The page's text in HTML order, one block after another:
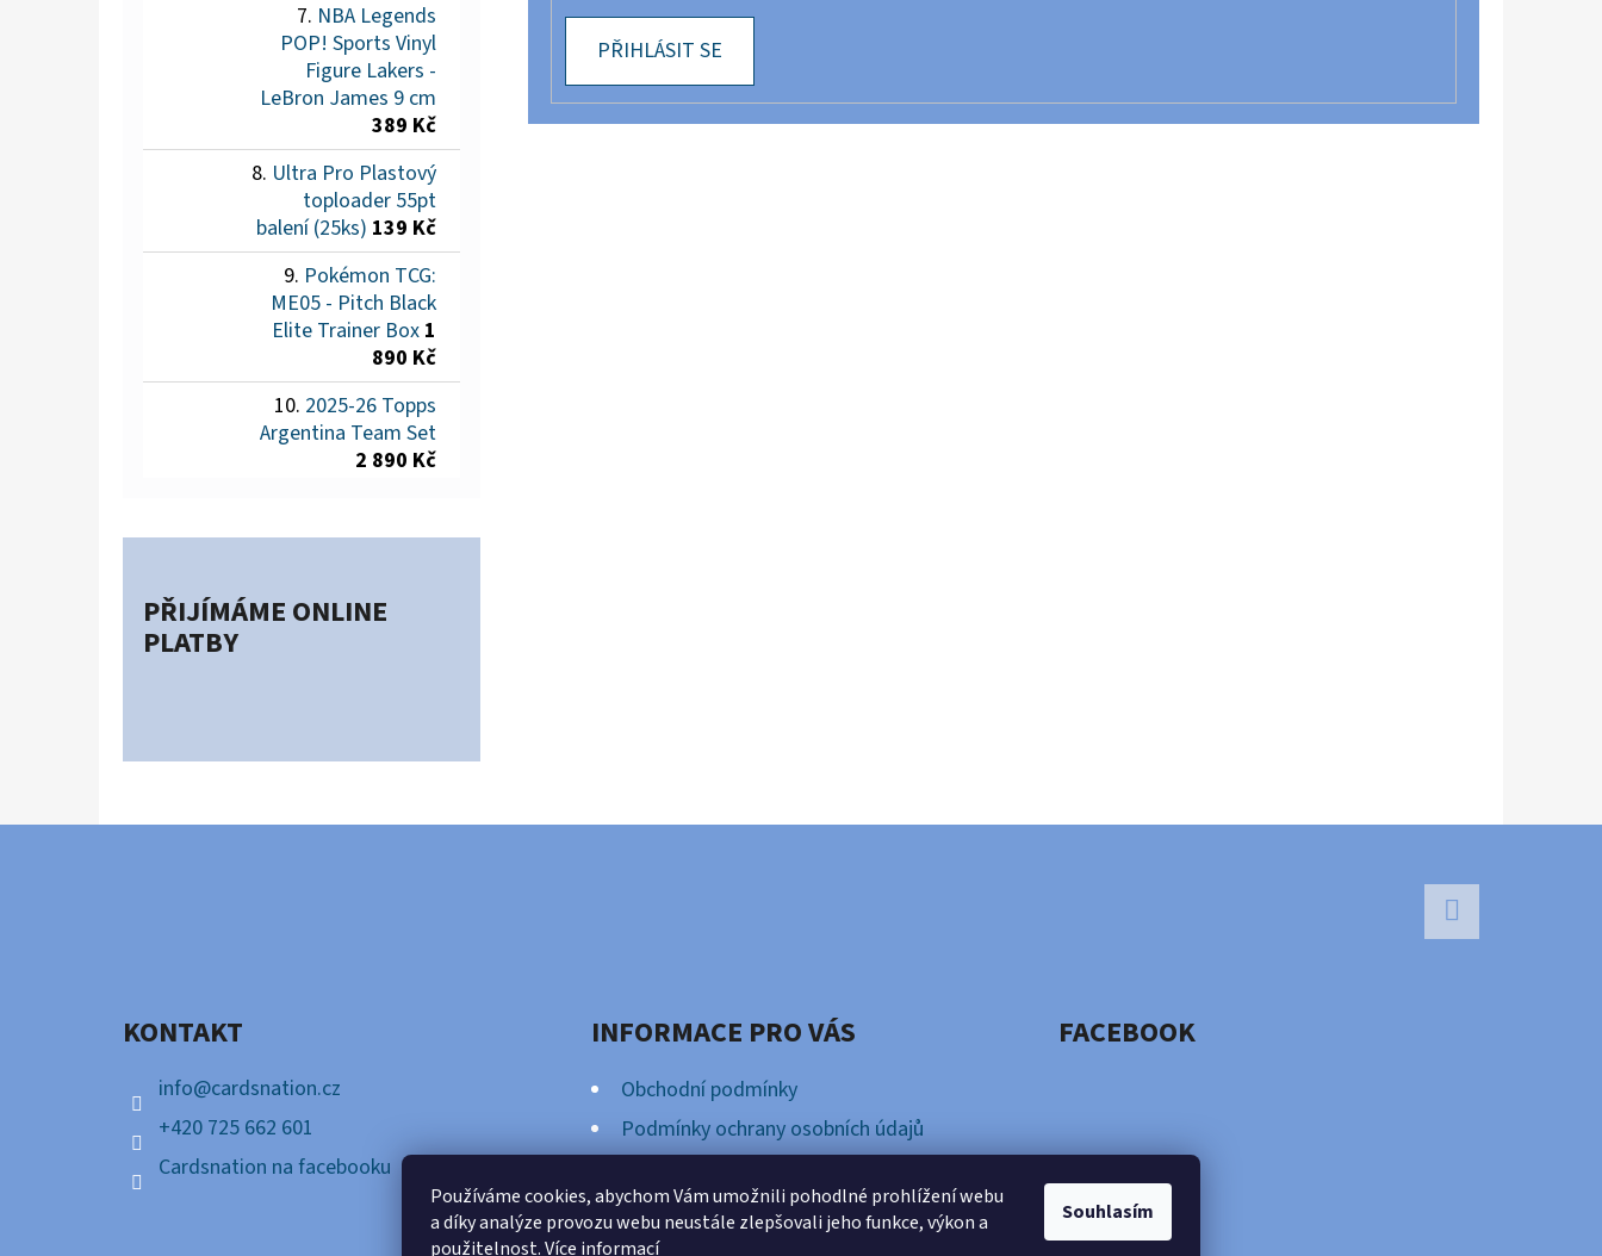
Používáme cookies, abychom Vám umožnili pohodlné prohlížení webu
a díky analýze provozu webu neustále zlepšovali jeho funkce, výkon a
použitelnost.Více informací
Souhlasím
NBA Legends
POP! Sports Vinyl
Figure Lakers -
LeBron James 9 cm
389 Kč
Ultra Pro Plastový
toploader 55pt
balení (25ks) 139 Kč
Pokémon TCG:
ME05 - Pitch Black
Elite Trainer Box 1
890 Kč
2025-26 Topps
Argentina Team Set
2 890 Kč
PŘIJÍMÁME ONLINE
PLATBY
PŘIHLÁSIT SE
KONTAKT
info@cardsnation.cz
+420 725 662 601
Cardsnation na facebooku
INFORMACE PRO VÁS
Obchodní podmínky
Podmínky ochrany osobních údajů
FACEBOOK